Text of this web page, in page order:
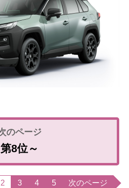
第8位～
2 3 4 5 次のページ